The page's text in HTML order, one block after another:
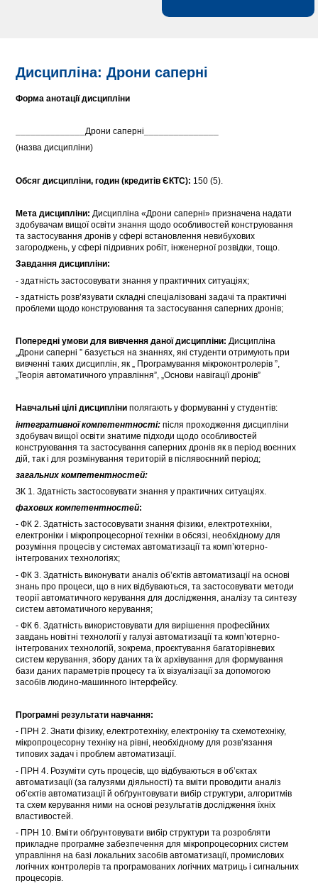
Дисципліна: Дрони саперні
Форма анотації дисципліни
______________Дрони саперні
(назва дисципліни)
Обсяг дисципліни, годин (кредитів ЄКТС): 150 (5).
Мета дисципліни:Дисципліна «Дрони саперні» призначена надати
здобувачам вищої освіти знання щодо особливостей конструювання
та застосування дронів у сфері встановлення невибухових
загороджень, у сфері підривних робіт, інженерної розвідки, тощо.
Завдання дисципліни:
- здатність застосовувати знання у практичних ситуаціях;
- здатність розв’язувати складні спеціалізовані задачі та практичні
проблеми щодо конструювання та застосування саперних дронів;
Попередні умови для вивчення даної дисципліни:Дисципліна
„Дрони саперні ” базується на знаннях, які студенти отримують при
вивченні таких дисциплін, як „ Програмування мікроконтролерів ”,
„Теорія автоматичного управління”, „Основи навігації дронів”
Навчальні цілі дисципліниполягають у формуванні у студентів:
інтегративної компетентності: після проходження дисципліни
здобувач вищої освіти знатиме підходи щодо особливостей
конструювання та застосування саперних дронів як в період воєнних
дій, так і для розмінування територій в післявоєнний період;
загальних компетентностей:
ЗК 1. Здатність застосовувати знання у практичних ситуаціях.
фахових компетентностей:
- ФК 2. Здатність застосовувати знання фізики, електротехніки,
електроніки і мікропроцесорної техніки в обсязі, необхідному для
розуміння процесів у системах автоматизації та комп’ютерно-
інтегрованих технологіях;
- ФК 3. Здатність виконувати аналіз об’єктів автоматизації на основі
знань про процеси, що в них відбуваються, та застосовувати методи
теорії автоматичного керування для дослідження, аналізу та синтезу
систем автоматичного керування;
- ФК 6. Здатність використовувати для вирішення професійних
завдань новітні технології у галузі автоматизації та комп’ютерно-
інтегрованих технологій, зокрема, проєктування багаторівневих
систем керування, збору даних та їх архівування для формування
бази даних параметрів процесу та їх візуалізації за допомогою
засобів людино-машинного інтерфейсу.
Програмні результати навчання:
- ПРН 2. Знати фізику, електротехніку, електроніку та схемотехніку,
мікропроцесорну техніку на рівні, необхідному для розв’язання
типових задач і проблем автоматизації.
- ПРН 4. Розуміти суть процесів, що відбуваються в об’єктах
автоматизації (за галузями діяльності) та вміти проводити аналіз
об’єктів автоматизації й обґрунтовувати вибір структури, алгоритмів
та схем керування ними на основі результатів дослідження їхніх
властивостей.
- ПРН 10. Вміти обґрунтовувати вибір структури та розробляти
прикладне програмне забезпечення для мікропроцесорних систем
управління на базі локальних засобів автоматизації, промислових
логічних контролерів та програмованих логічних матриць і сигнальних
процесорів.